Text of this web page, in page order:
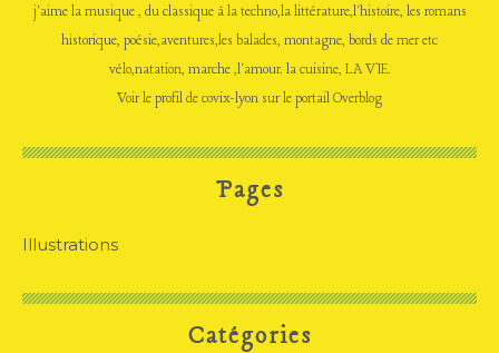
Catégories
Pages
Illustrations
j'aime la musique , du classique à la techno,la littérature,l'histoire, les romans
historique, poésie,aventures,les balades, montagne, bords de mer etc
vélo,natation, marche ,l'amour. la cuisine, LA VIE.
Voir le profil decovix-lyon sur le portail Overblog